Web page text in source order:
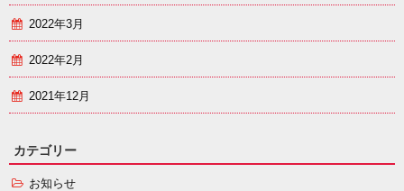
2022年3月
2022年2月
2021年12月
カテゴリー
お知らせ